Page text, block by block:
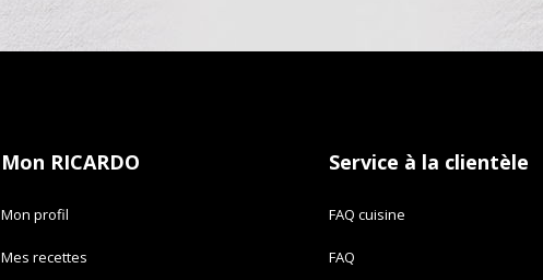
Mon RICARDO
Mon profil
Mes recettes
Service à la clientèle
FAQ cuisine
FAQ